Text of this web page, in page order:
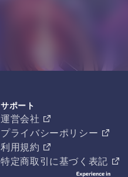
サポート
運営会社
プライバシーポリシー
利用規約
特定商取引に基づく表記